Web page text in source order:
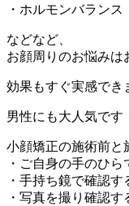
・ホルモンバランス
などなど、
お顔周りのお悩みは
効果もすぐ実感でき
男性にも大人気です
小顔矯正の施術前と
・ご自身の手のひ
・手持ち鏡で確認す
・写真を撮り確認す